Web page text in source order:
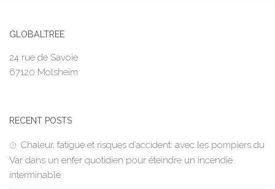
GLOBALTREE
24 rue de Savoie
67120 Molsheim
RECENT POSTS
Chaleur, fatigue et risques d’accident: avec les pompiers du
Var dans un enfer quotidien pour éteindre un incendie
interminable